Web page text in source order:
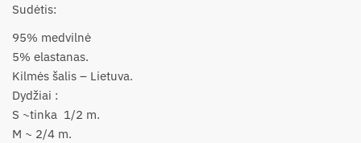
Sudėtis:
95% medvilnė
5% elastanas.
Kilmės šalis – Lietuva.
Dydžiai :
S ~tinka 1/2 m.
M ~ 2/4 m.